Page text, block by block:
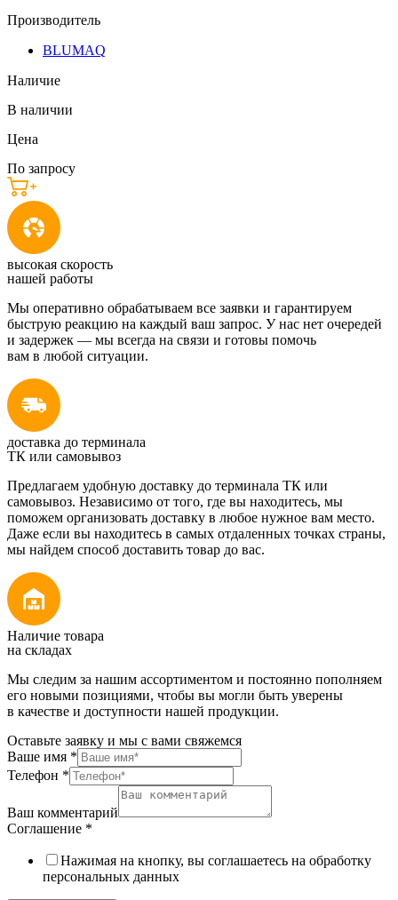
Производитель
BLUMAQ
Наличие
В наличии
Цена
По запросу
высокая скорость
нашей работы
Мы оперативно обрабатываем все заявки и гарантируем
быструю реакцию на каждый ваш запрос. У нас нет очередей
и задержек — мы всегда на связи и готовы помочь
вам в любой ситуации.
доставка до терминала
ТК или самовывоз
Предлагаем удобную доставку до терминала ТК или
самовывоз. Независимо от того, где вы находитесь, мы
поможем организовать доставку в любое нужное вам место.
Даже если вы находитесь в самых отдаленных точках страны,
мы найдем способ доставить товар до вас.
Наличие товара
на складах
Мы следим за нашим ассортиментом и постоянно пополняем
его новыми позициями, чтобы вы могли быть уверены
в качестве и доступности нашей продукции.
Оставьте заявку и мы с вами свяжемся
Ваше имя *
Телефон *
Ваш комментарий
Соглашение *
Нажимая на кнопку, вы соглашаетесь на обработку
персональных данных